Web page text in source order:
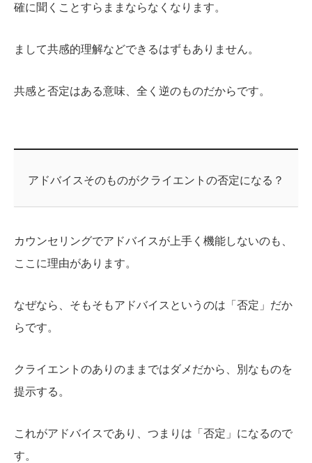
確に聞くことすらままならなくなります。
まして共感的理解などできるはずもありません。
共感と否定はある意味、全く逆のものだからです。
アドバイスそのものがクライエントの否定になる？
カウンセリングでアドバイスが上手く機能しないのも、
ここに理由があります。
なぜなら、そもそもアドバイスというのは「否定」だか
らです。
クライエントのありのままではダメだから、別なものを
提示する。
これがアドバイスであり、つまりは「否定」になるので
す。